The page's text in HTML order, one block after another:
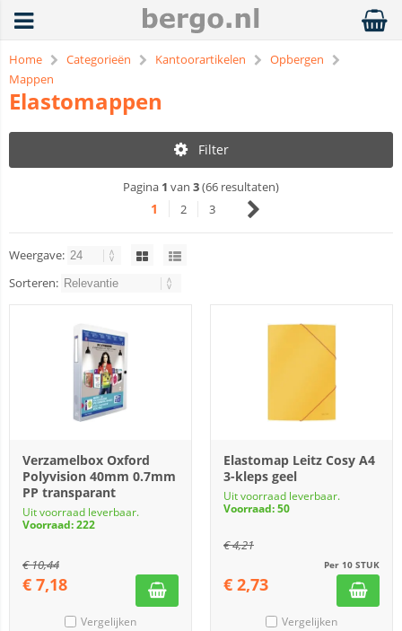
Home Categorieën Kantoorartikelen
Opbergen
Mappen
Elastomappen
Filter
Pagina 1 van 3(66 resultaten)
1 2 3
Weergave:
Sorteren:
Verzamelbox Oxford
Polyvision 40mm 0.7mm
PP transparant
Uit voorraad leverbaar.
Voorraad: 222
€10,44
€ 7,18
Vergelijken
Elastomap Leitz Cosy A4
3-kleps geel
Uit voorraad leverbaar.
Voorraad: 50
€4,21
Per 10 STUK
€ 2,73
Vergelijken